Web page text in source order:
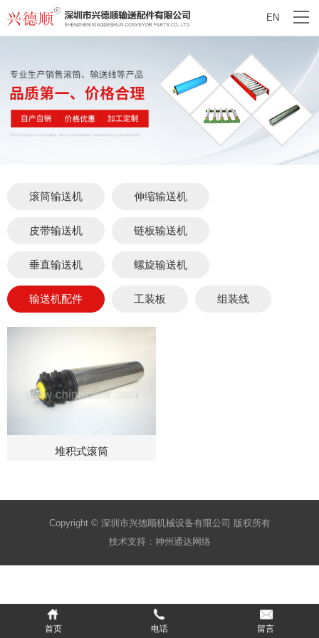
EN
滚筒输送机 伸缩输送机
皮带输送机 链板输送机
垂直输送机 螺旋输送机
输送机配件 工装板 组装线
堆积式滚筒
Copyright © 深圳市兴德顺机械设备有限公司 版权所有
技术支持： 神州通达网络
首页 电话 留言